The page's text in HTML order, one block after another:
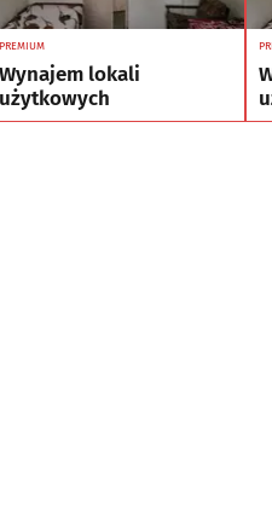
PREMIUM
Wynajem lokali
użytkowych